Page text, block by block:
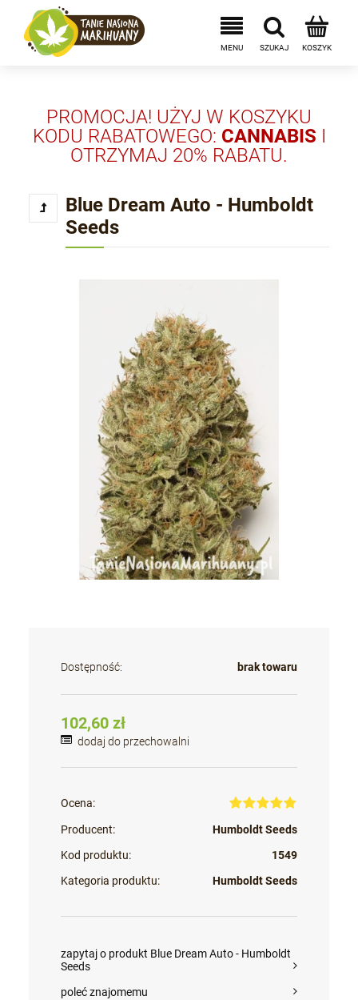
PROMOCJA! UŻYJ W KOSZYKU
KODU RABATOWEGO: CANNABIS I
OTRZYMAJ 20% RABATU.
Blue Dream Auto - Humboldt
Seeds
Dostępność: brak towaru
102,60 zł
dodaj do przechowalni
Ocena:
Producent:
Humboldt Seeds
Kod produktu:
1549
Kategoria produktu:
Humboldt Seeds
zapytaj o produkt Blue Dream Auto - Humboldt
Seeds
poleć znajomemu